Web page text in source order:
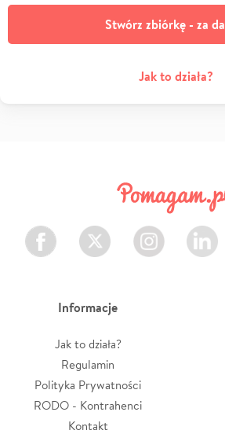
Stwórz zbiórkę - za
Jak to działa?
Facebook Twitter Instagram LinkedIn
Informacje
Jak to działa?
Regulamin
Polityka Prywatności
RODO - Kontrahenci
Kontakt